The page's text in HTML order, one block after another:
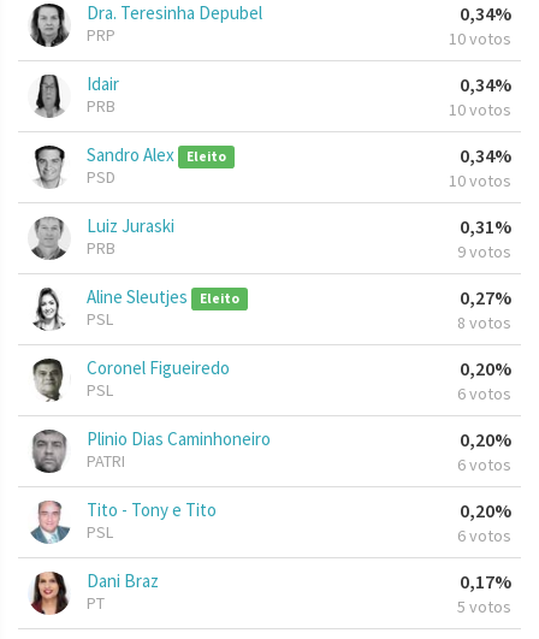
Dra. Teresinha Depubel
PRP
0,34%
10 votos
Idair
PRB
0,34%
10 votos
Sandro Alex Eleito
PSD
0,34%
10 votos
Luiz Juraski
PRB
0,31%
9 votos
Aline Sleutjes Eleito
PSL
0,27%
8 votos
Coronel Figueiredo
PSL
0,20%
6 votos
Plinio Dias Caminhoneiro
PATRI
0,20%
6 votos
Tito - Tony e Tito
PSL
0,20%
6 votos
Dani Braz
PT
0,17%
5 votos